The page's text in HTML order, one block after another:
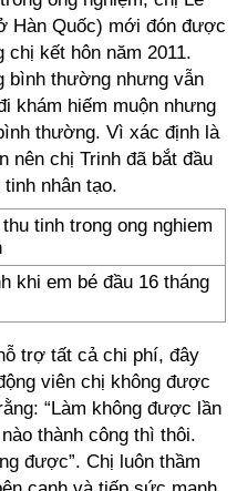
Hàn Quốc) mới đón được
kết hôn năm 2011.
bình thường nhưng vẫn
khám hiếm muộn nhưng
thường. Vì xác định là
nên chị Trinh đã bắt đầu
nhân tạo.
khi em bé đầu 16 tháng
trợ tất cả chi phí, đây
viên chị không được
“Làm không được lần
thành công thì thôi.
được”. Chị luôn thầm